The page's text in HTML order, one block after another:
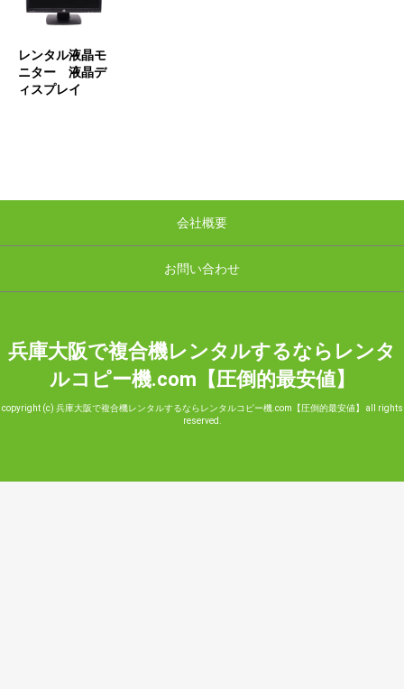
レンタル液晶モ
ニター 液晶デ
ィスプレイ
会社概要
お問い合わせ
兵庫大阪で複合機レンタルするならレンタ
ルコピー機.com【圧倒的最安値】
copyright (c) 兵庫大阪で複合機レンタルするならレンタルコピー機.com【圧倒的最安値】 all rights
reserved.